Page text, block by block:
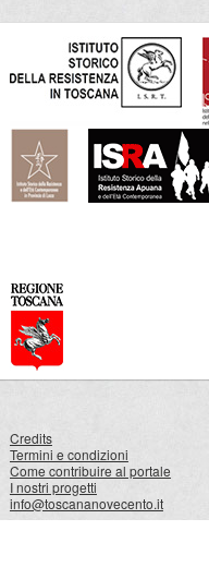
Credits
Termini e condizioni
Come contribuire al portale
I nostri progetti
info@toscananovecento.it